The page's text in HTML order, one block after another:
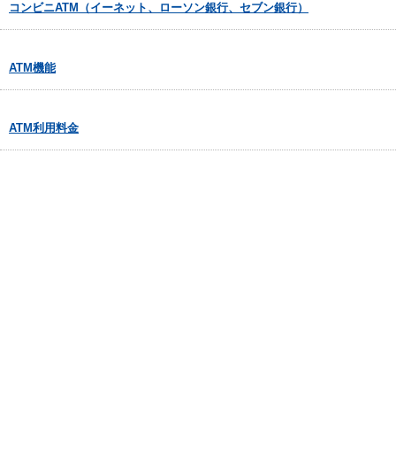
コンビニATM（イーネット、ローソン銀行、セブン銀行）
ATM機能
ATM利用料金